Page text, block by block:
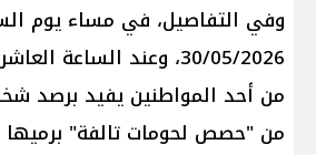
وفي التفاصيل، في مساء يوم
30/05/2026، وعند الساعة
من أحد المواطنين يفيد برصد
من "حصص لحومات تالفة"